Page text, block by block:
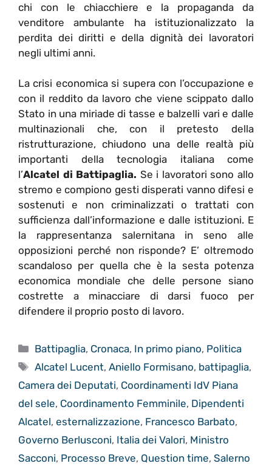
chi con le chiacchiere e la propaganda da
venditore ambulante ha istituzionalizzato la
perdita dei diritti e della dignità dei lavoratori
negli ultimi anni.
La crisi economica si supera con l’occupazione e
con il reddito da lavoro che viene scippato dallo
Stato in una miriade di tasse e balzelli vari e dalle
multinazionali che, con il pretesto della
ristrutturazione, chiudono una delle realtà più
importanti della tecnologia italiana come
l’Alcatel di Battipaglia. Se i lavoratori sono allo
stremo e compiono gesti disperati vanno difesi e
sostenuti e non criminalizzati o trattati con
sufficienza dall’informazione e dalle istituzioni. E
la rappresentanza salernitana in seno alle
opposizioni perché non risponde? E’ oltremodo
scandaloso per quella che è la sesta potenza
economica mondiale che delle persone siano
costrette a minacciare di darsi fuoco per
difendere il proprio posto di lavoro.
Categorie
Battipaglia, Cronaca, In primo piano, Politica
Tag
Alcatel Lucent,Aniello Formisano, battipaglia,
Camera dei Deputati, Coordinamenti IdV Piana
del sele, Coordinamento Femminile, Dipendenti
Alcatel, esternalizzazione, Francesco Barbato,
Governo Berlusconi, Italia dei Valori, Ministro
Sacconi, Processo Breve, Question time, Salerno